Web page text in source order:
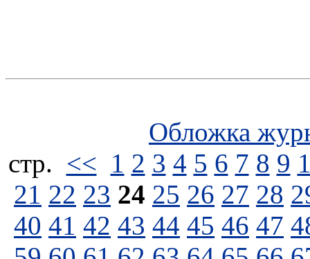
Обложка
стp. << 1 2 3 4 5 6 7 8 9
21 22 23 24 25 26 27 28
40 41 42 43 44 45 46 47